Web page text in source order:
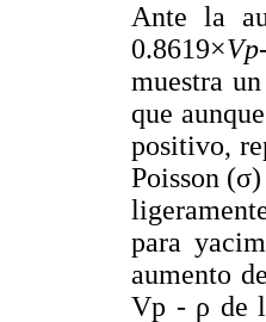
Ante la
0.8619×Vp
muestra
que
positivo,
Poisson
para
aumento
Vp - ρ de